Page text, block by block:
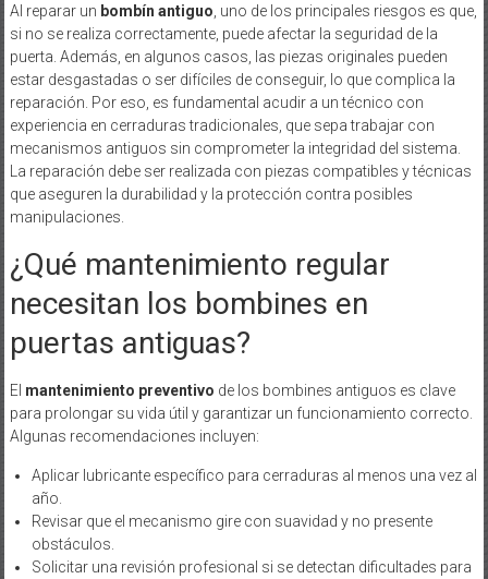
Al reparar un bombín antiguo , uno de los principales riesgos es que,
si no se realiza correctamente, puede afectar la seguridad de la
puerta. Además, en algunos casos, las piezas originales pueden
estar desgastadas o ser difíciles de conseguir, lo que complica la
reparación. Por eso, es fundamental acudir a un técnico con
experiencia en cerraduras tradicionales, que sepa trabajar con
mecanismos antiguos sin comprometer la integridad del sistema.
La reparación debe ser realizada con piezas compatibles y técnicas
que aseguren la durabilidad y la protección contra posibles
manipulaciones.
¿Qué mantenimiento regular
necesitan los bombines en
puertas antiguas?
El mantenimiento preventivo de los bombines antiguos es clave
para prolongar su vida útil y garantizar un funcionamiento correcto.
Algunas recomendaciones incluyen:
Aplicar lubricante específico para cerraduras al menos una vez al
año.
Revisar que el mecanismo gire con suavidad y no presente
obstáculos.
Solicitar una revisión profesional si se detectan dificultades para